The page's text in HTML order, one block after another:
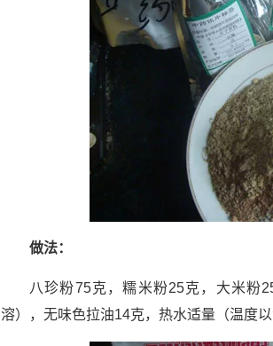
做法：
八珍粉75克，糯米粉25克，大米粉
溶），无味色拉油14克，热水适量（温度以